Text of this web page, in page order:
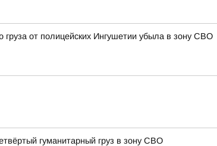
груза от полицейских Ингушетии убыла в зону СВО
гуманитарный груз в зону СВО